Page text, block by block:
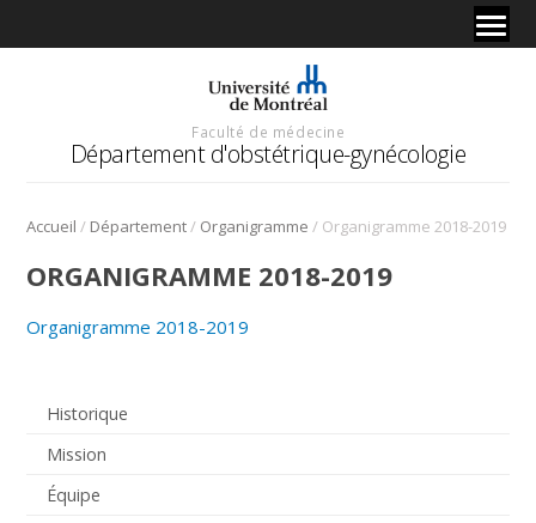
Faculté de médecine
Département d'obstétrique-gynécologie
Accueil / Département/ Organigramme / Organigramme 2018-2019
Historique
Mission
Équipe
ORGANIGRAMME 2018-2019
Organigramme 2018-2019